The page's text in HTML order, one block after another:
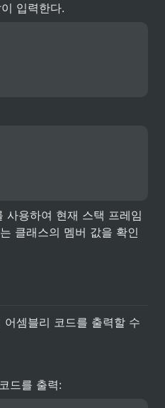
입력한다.
사용하여 현재 스택 프레임
클래스의 멤버 값을 확인
셈블리 코드를 출력할 수
드를 출력: